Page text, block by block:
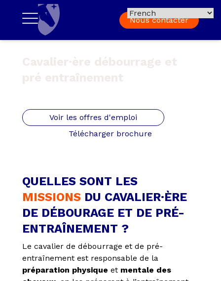
Nous contacter
Voir les offres d'emploi
Télécharger brochure
QUELLES SONT LES
MISSIONS DU CAVALIER·ÈRE
DE DÉBOURAGE ET DE PRÉ-
ENTRAÎNEMENT ?
Le cavalier de débourrage et de pré-
entraînement est responsable de la
préparation physique et mentale des